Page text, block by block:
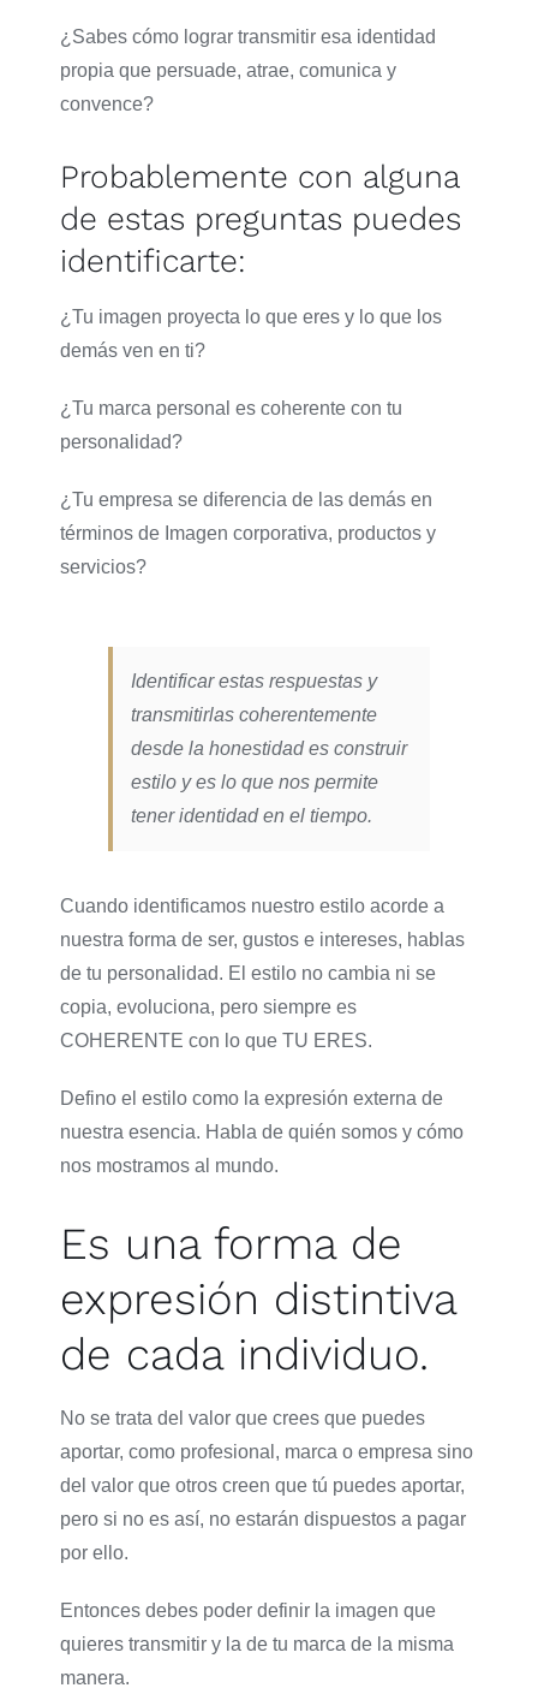
¿Sabes cómo lograr transmitir esa identidad
propia que persuade, atrae, comunica y
convence?
Probablemente con alguna
de estas preguntas puedes
identificarte:
¿Tu imagen proyecta lo que eres y lo que los
demás ven en ti?
¿Tu marca personal es coherente con tu
personalidad?
¿Tu empresa se diferencia de las demás en
términos de Imagen corporativa, productos y
servicios?
Identificar estas respuestas y
transmitirlas coherentemente
desde la honestidad es construir
estilo y es lo que nos permite
tener identidad en el tiempo.
Cuando identificamos nuestro estilo acorde a
nuestra forma de ser, gustos e intereses, hablas
de tu personalidad. El estilo no cambia ni se
copia, evoluciona, pero siempre es
COHERENTE con lo que TU ERES.
Defino el estilo como la expresión externa de
nuestra esencia. Habla de quién somos y cómo
nos mostramos al mundo.
Es una forma de
expresión distintiva
de cada individuo.
No se trata del valor que crees que puedes
aportar, como profesional, marca o empresa sino
del valor que otros creen que tú puedes aportar,
pero si no es así, no estarán dispuestos a pagar
por ello.
Entonces debes poder definir la imagen que
quieres transmitir y la de tu marca de la misma
manera.